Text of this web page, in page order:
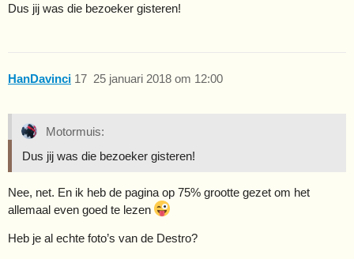
Dus jij was die bezoeker gisteren!
HanDavinci 25 januari 2018 om 12:00
17
Motormuis:
Dus jij was die bezoeker gisteren!
Nee, net. En ik heb de pagina op 75% grootte gezet om het
allemaal even goed te lezen
Heb je al echte foto’s van de Destro?